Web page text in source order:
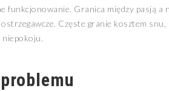
funkcjonowanie. Granica między pasją a
Częste granie kosztem
niepokoju.